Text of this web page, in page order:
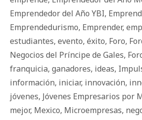
Emprendedor del Año YBI,
Emprendedurismo, Emprender,
estudiantes, evento, éxito, Foro,
Negocios del Príncipe de Gales,
franquicia, ganadores, ideas,
información, iniciar, innovación,
jóvenes, Jóvenes Empresarios por
mejor, Mexico, Microempresas,